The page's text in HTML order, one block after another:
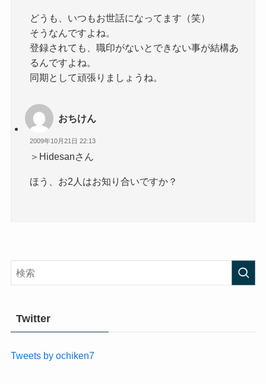
どうも、いつもお世話になってます（笑）
そうなんですよね。
登録されても、職印がないとできない事が結構あ
るんですよね。
同期として頑張りましょうね。
おちけん
2009年10月21日 22:13
＞Hidesanさん
ほう、お2人はお知り合いですか？
Twitter
Tweets by ochiken7